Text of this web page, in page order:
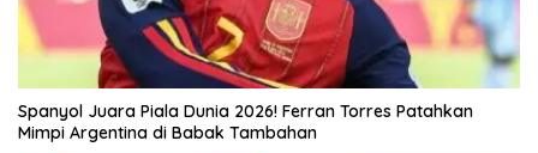
Spanyol Juara Piala Dunia 2026! Ferran Torres Patahkan
Mimpi Argentina di Babak Tambahan